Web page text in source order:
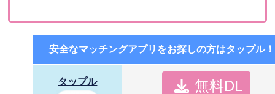
安全なマッチングアプリをお探しの方はタップル！
タップル
無料DL